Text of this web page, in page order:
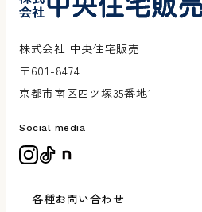
株式会社 中央住宅販売
〒601-8474
京都市南区四ツ塚35番地1
Social media
各種お問い合わせ